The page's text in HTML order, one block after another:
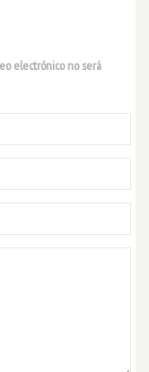
electrónico no será